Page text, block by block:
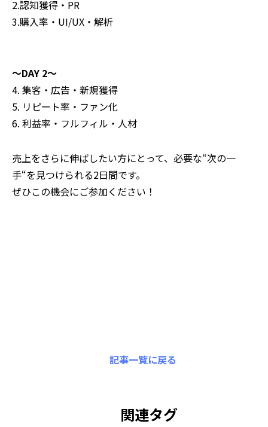
2.認知獲得・PR
3.購入率・UI/UX・解析
〜DAY 2〜
4. 集客・広告・新規獲得
5. リピート率・ファン化
6. 利益率・フルフィル・人材
売上をさらに伸ばしたい方にとって、必要な“次の一
手“を見つけられる2日間です。
ぜひこの機会にご参加ください！
記事一覧に戻る
関連タグ